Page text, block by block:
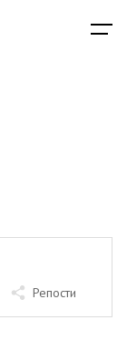
Репости